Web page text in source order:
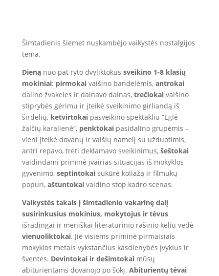
Šimtadienis šiemet nuskambėjo vaikystės nostalgijos
tema.
Dieną nuo pat ryto dvyliktokus sveikino 1-8 klasių
mokiniai: pirmokai vaišino bandelėmis,antrokai
dalino žvakeles ir dainavo dainas, trečiokaivaišino
stiprybės gėrimu ir įteikė sveikinimo girliandą iš
širdelių,ketvirtokaipasveikino spektakliu “Eglė
žalčių karalienė”, penktokaipasidalino grupėmis –
vieni įteikė dovanų ir vaišių namelį su užduotimis,
antri repavo, treti deklamavo sveikinimus,šeštokai
vaidindami priminė įvairias situacijas iš mokyklos
gyvenimo, septintokai sukūrė koliažą ir filmukų
popuri,aštuntokaivaidino stop kadro scenas.
Vaikystės takais į šimtadienio vakarinę dalį
susirinkusius mokinius, mokytojus ir tėvus
išradingai ir meniškai literatūrinio rašinio keliu vedė
vienuoliktokai. Jie visiems priminė pirmaisiais
mokyklos metais vykstančius kasdienybės įvykius ir
šventes. Devintokai ir dešimtokaimūsų
abiturientams dovanojo po šokį. Abiturientų tėvai